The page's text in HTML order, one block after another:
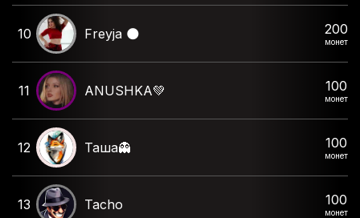
10 Freyja 🌑 200
монет
11 ANUSHKA💚 100
монет
12 Таша👻 100
монет
13 Tacho 100
монет